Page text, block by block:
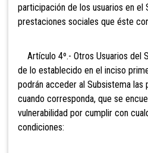
participación de los usuarios en el
prestaciones sociales que éste
Artículo 4º.- Otros Usuarios del
de lo establecido en el inciso
podrán acceder al Subsistema las
cuando corresponda, que se
vulnerabilidad por cumplir con
condiciones: